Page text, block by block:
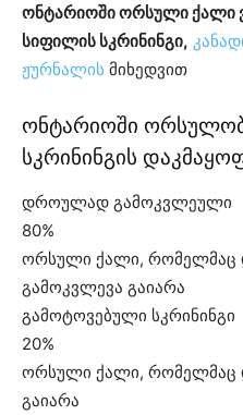
ონტარიოში ორსული ქალი
სიფილის სკრინინგი,
ჟურნალის მიხედვით
ონტარიოში
სკრინინგის
დროულად გამოკვლეული
80%
ორსული ქალი,
გამოკვლევა გაიარა
გამოტოვებული სკრინინგი
20%
ორსული ქალი, რომელმაც
გაიარა